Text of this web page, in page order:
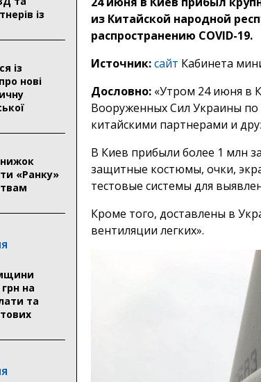
із
із
нові
«Ранку»
на
та
из Китайской народной
распространению COVID-19.
Источник:сайт Кабинета
Дословно: «Утром 24 июня в
Вооруженных Сил Украины
китайскими партнерами и
В Киев прибыли более 1 млн
защитные костюмы, очки,
тестовые системы для
Кроме того, доставлены в
вентиляции легких».